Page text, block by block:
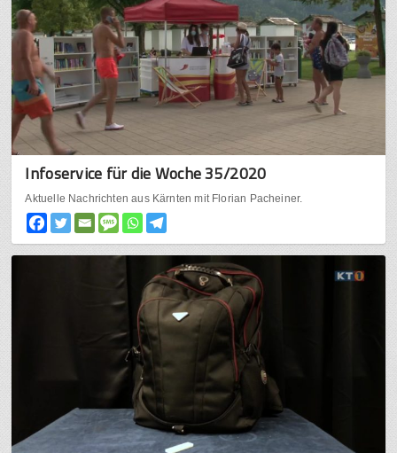
Infoservice für die Woche 35/2020
Aktuelle Nachrichten aus Kärnten mit Florian Pacheiner.